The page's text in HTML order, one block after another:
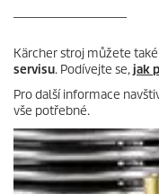
Kärcher stroj můžete
servisu. Podívejte se,jak
Pro další informace
vše potřebné.